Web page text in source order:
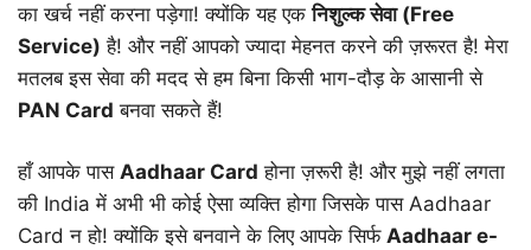
का खर्च नहीं करना पड़ेगा! क्योंकि यह एकनिशुल्क सेवा (Free
Service) है! और नहीं आपको ज्यादा मेहनत करने की ज़रूरत है! मेरा
मतलब इस सेवा की मदद से हम बिना किसी भाग-दौड़ के आसानी से
PAN Card बनवा सकते हैं!
हाँ आपके पास Aadhaar Card होना ज़रूरी है! और मुझे नहीं लगता
की India में अभी भी कोई ऐसा व्यक्ति होगा जिसके पास Aadhaar
Card न हो! क्योंकि इसे बनवाने के लिए आपके सिर्फ Aadhaar e-